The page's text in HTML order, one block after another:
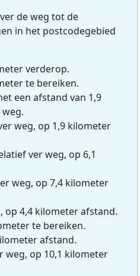
de weg tot de
in het postcodegebied
verderop.
te bereiken.
een afstand van 1,9
weg, op 1,9 kilometer
ver weg, op 6,1
weg, op 7,4 kilometer
op 4,4 kilometer afstand.
te bereiken.
afstand.
weg, op 10,1 kilometer